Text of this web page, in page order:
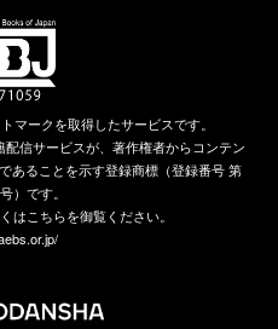
マークを取得したサービスです。
信サービスが、著作権者からコンテン
あることを示す登録商標（登録番号 第
）です。
はこちらを御覧ください。